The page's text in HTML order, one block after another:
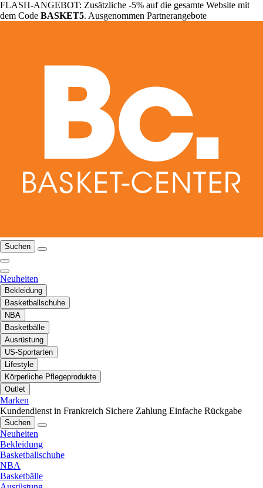
FLASH-ANGEBOT: Zusätzliche -5% auf die gesamte Website mit
dem Code BASKET5. Ausgenommen Partnerangebote
Suchen
Neuheiten
Bekleidung
Basketballschuhe
NBA
Basketbälle
Ausrüstung
US-Sportarten
Lifestyle
Körperliche Pflegeprodukte
Outlet
Marken
Kundendienst in Frankreich Sichere Zahlung Einfache Rückgabe
Suchen
Neuheiten
Bekleidung
Basketballschuhe
NBA
Basketbälle